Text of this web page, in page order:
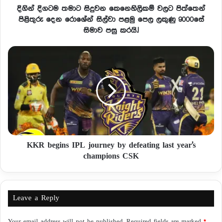
දිගින් දිගටම තමාට සිදුවන කෙනෙහිලිකම් වලට පිත්තෙන්
පිළිතුරු දෙන රොශේන් සිල්වා පළමු පෙල ලකුණු 9000සේ
සිමාව පසු කරයි.!
KKR begins IPL journey by defeating last year's
champions CSK
Leave a Reply